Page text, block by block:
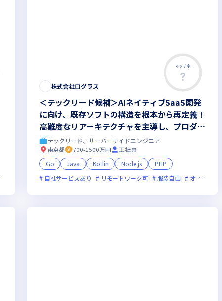
オンライン選考可 フレックス制度あり 新技術に積極的 ベンチャー企業
マッチ率
株式会社ログラス
＜テックリード候補＞AIネイティブSaaS開発
に向け、既存ソフトの構造を根本から再定義！
高難度なリアーキテクチャを主導し、プロダク
トとチームの成長を牽引していただきます
テックリード、サーバーサイドエンジニア
東京都
700-1500万円
正社員
Go
Java Kotlin Node.js
PHP
自社サービスあり
リモートワーク可 服装自由 オンライン選考可